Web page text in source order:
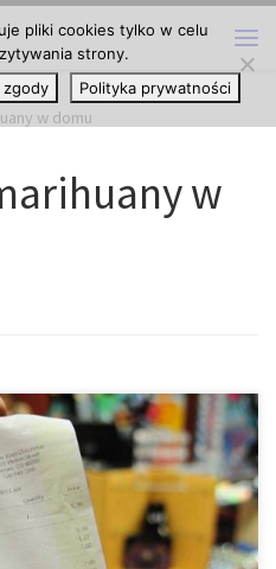
w domu
w
lokalnych policji, Kanadyjczyków,
w domu nie czeka
dotyczące marihuanę
czyli w ten dzień oczekuje się,
pliki cookies tylko w celu
strony.
Polityka prywatności